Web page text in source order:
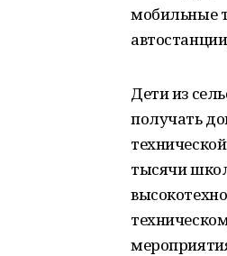
мобильные
Дети из
получать
тысячи